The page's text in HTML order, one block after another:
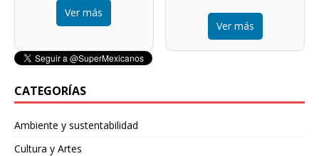
Ver más
Ver más
CATEGORÍAS
Ambiente y sustentabilidad
Cultura y Artes